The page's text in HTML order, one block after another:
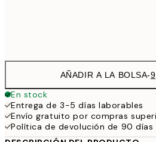
AÑADIR A LA BOLSA-
En stock
Entrega de 3-5 días laborables
Envío gratuito por compras
Política de devolución de 90 días